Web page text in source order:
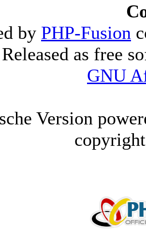
by PHP-Fusion
as free
GNU
Version